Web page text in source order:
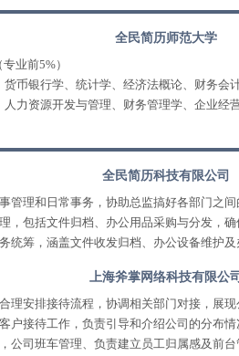
全民简历师范大学
业前5%）
货币银行学、统计学、经济法概论、财务会
力资源开发与管理、财务管理学、企业经
全民简历科技有限公司
管理和日常事务，协助总监搞好各部门之间
，包括文件归档、办公用品采购与分发，确
统筹，涵盖文件收发归档、办公设备维护及
上海斧掌网络科技有限公司
理安排接待流程，协调相关部门对接，展
户接待工作，负责引导和介绍公司的分布情
公司班车管理、负责建立员工归属感及前台